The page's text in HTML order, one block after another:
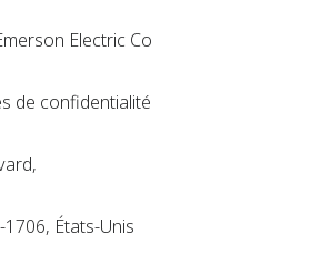
Electric Co
de confidentialité
États-Unis